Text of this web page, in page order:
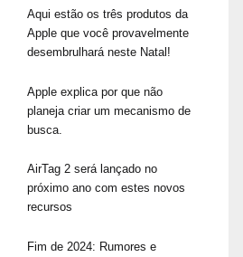
Aqui estão os três produtos da
Apple que você provavelmente
desembrulhará neste Natal!
Apple explica por que não
planeja criar um mecanismo de
busca.
AirTag 2 será lançado no
próximo ano com estes novos
recursos
Fim de 2024: Rumores e